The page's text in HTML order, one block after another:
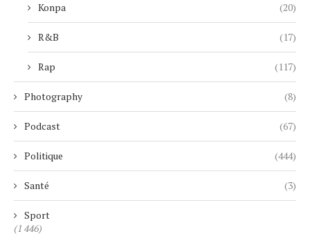
Konpa (20)
R&B (17)
Rap (117)
Photography (8)
Podcast (67)
Politique (444)
Santé (3)
Sport
(1 446)